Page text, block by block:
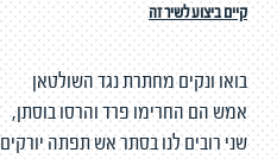
קיים ביצוע לשיר זה
בואו ונקים מחתרת נגד השולטאן
אמש הם החרימו פרד והרסו בוסתן,
שני רובים לנו בסתר אש תפתה יורקים